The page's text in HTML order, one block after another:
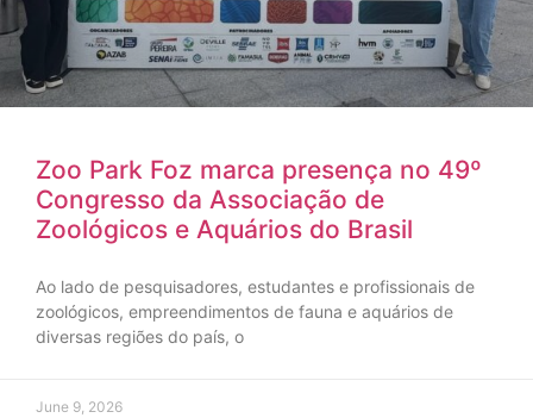
Zoo Park Foz marca presença no 49º
Congresso da Associação de
Zoológicos e Aquários do Brasil
Ao lado de pesquisadores, estudantes e profissionais de
zoológicos, empreendimentos de fauna e aquários de
diversas regiões do país, o
June 9, 2026